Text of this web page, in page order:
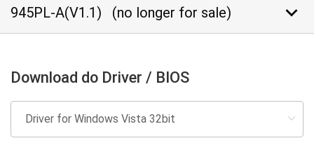
945PL-A(V1.1) (no longer for sale) keyboard_arrow_down
Download do Driver / BIOS